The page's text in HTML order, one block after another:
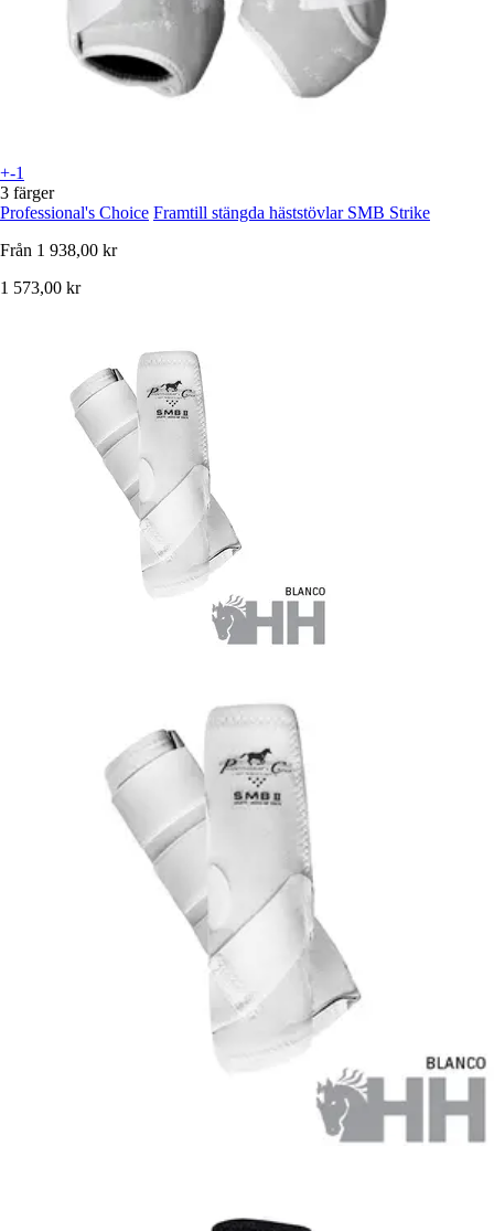
+-1
3 färger
Professional's Choice Framtill stängda häststövlar SMB Strike
Från 1 938,00 kr
1 573,00 kr